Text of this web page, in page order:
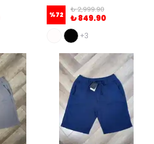
%72
₺ 2,999.90
₺ 849.90
+3